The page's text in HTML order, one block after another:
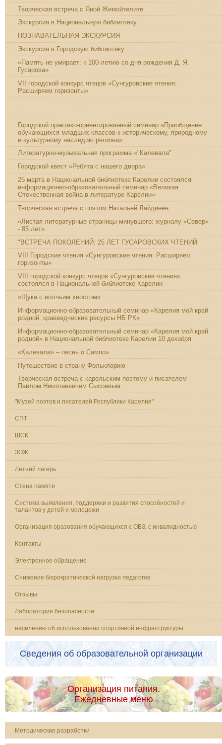
Творческая встреча с Яной Жемойтелите
Экскурсия в Национальную библиотеку
ПОЗНАВАТЕЛЬНАЯ ЭКСКУРСИЯ
Экскурсия в Городскую библиотеку
«Память не умирает: к 100-летию со дня рождения Д. Я.
Гусарова»
VII городской конкурс чтецов «Сунгуровские чтения:
Расширяем горизонты»
Городской практико-ориентированный семинар «Приобщение
обучающихся младших классов к историческому, природному
и культурному наследию региона»
Литературно-музыкальная программа «"Калевала"
Городской квест «Ребята с нашего двора»
25 марта в Национальной библиотеке Карелии состоялся
информационно-образовательный семинар «Великая
Отечественная война в литературе Карелии»
Творческая встреча с поэтом Натальей Лайдинен
«Листая литературные страницы минувшего: журналу «Север»
- 85 лет»
"ВСТРЕЧА ПОКОЛЕНИЙ: 25 ЛЕТ ГУСАРОВСКИХ ЧТЕНИЙ
VIII Городские чтения «Сунгуровские чтения: Расширяем
горизонты»
VIII городской конкурс чтецов «Сунгуровские чтения»
состоялся в Национальной библиотеке Карелии
«Щука с волчьим хвостом»
Информационно-образовательный семинар «Карелия мой край
родной: краеведческие ресурсы НБ РК»
Информационно-образовательный семинар «Карелия мой край
родной» в Национальной библиотеке Карелии 10 декабря
«Калевала» – песнь о Сампо»
Путешествие в страну Фольклорию
Творческая встреча с карельским поэтому и писателем
Павлом Николаевичем Сысоевым
"Музей поэтов и писателей Республики Карелия"
СПТ
ШСК
ЗОЖ
Летний лагерь
Стена памяти
Система выявления, поддержки и развития способностей и
талантов у детей и молодежи
Организация оразования обучающихся с ОВЗ, с инвалидностью
Контакты
Электронное обращение
Снижение бюрократической нагрузки педагогов
Отзывы
Лаборатория безопасности
населению об использовании спортивной инфраструктуры
Сведения об образовательной организации
Организация питания.
Ежедневные меню
Методические разработки